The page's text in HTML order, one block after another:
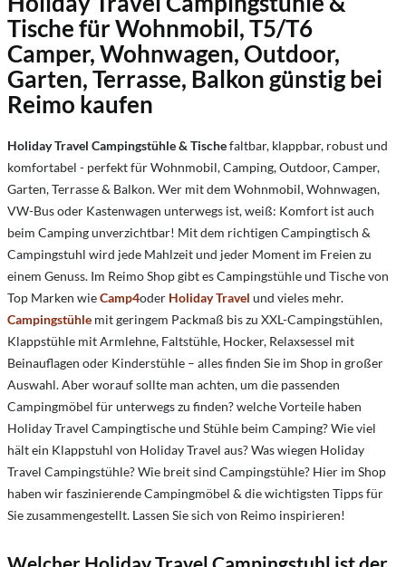
Tische für Wohnmobil, T5/T6
Camper, Wohnwagen, Outdoor,
Garten, Terrasse, Balkon günstig bei
Reimo kaufen
Holiday Travel Campingstühle & Tischefaltbar, klappbar, robust und
komfortabel - perfekt für Wohnmobil, Camping, Outdoor, Camper,
Garten, Terrasse & Balkon. Wer mit dem Wohnmobil, Wohnwagen,
VW-Bus oder Kastenwagen unterwegs ist, weiß: Komfort ist auch
beim Camping unverzichtbar! Mit dem richtigen Campingtisch &
Campingstuhl wird jede Mahlzeit und jeder Moment im Freien zu
einem Genuss. Im Reimo Shop gibt es Campingstühle und Tische von
Top Marken wieCamp4oder Holiday Travel und vieles mehr.
Campingstühle mit geringem Packmaß bis zu XXL-Campingstühlen,
Klappstühle mit Armlehne, Faltstühle, Hocker, Relaxsessel mit
Beinauflagen oder Kinderstühle – alles finden Sie im Shop in großer
Auswahl. Aber worauf sollte man achten, um die passenden
Campingmöbel für unterwegs zu finden? welche Vorteile haben
Holiday Travel Campingtische und Stühle beim Camping? Wie viel
hält ein Klappstuhl von Holiday Travel aus? Was wiegen Holiday
Travel Campingstühle? Wie breit sind Campingstühle? Hier im Shop
haben wir faszinierende Campingmöbel & die wichtigsten Tipps für
Sie zusammengestellt. Lassen Sie sich von Reimo inspirieren!